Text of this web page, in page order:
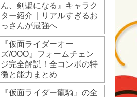
ん、剣聖になる』キャラク
ター紹介｜リアルすぎるお
っさんが最強へ
『仮面ライダーオー
ズ/OOO』フォームチェン
ジ完全解説！全コンボの特
徴と能力まとめ
『仮面ライダー龍騎』の全